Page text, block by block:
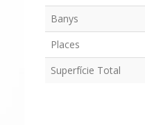
Banys
Places
Superfície Total